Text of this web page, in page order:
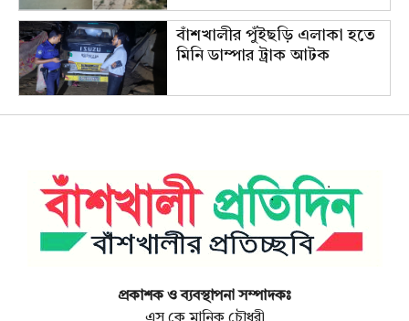
বাঁশখালীর পুঁইছড়ি এলাকা হতে
মিনি ডাম্পার ট্রাক আটক
প্রকাশক ও ব্যবস্থাপনা সম্পাদকঃ